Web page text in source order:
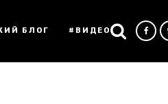
БЛОГ #ВИДЕО